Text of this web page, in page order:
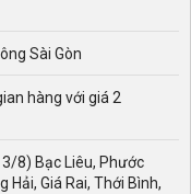
Sài Gòn
hàng với giá 2
8) Bạc Liêu, Phước
Hải, Giá Rai, Thới Bình,